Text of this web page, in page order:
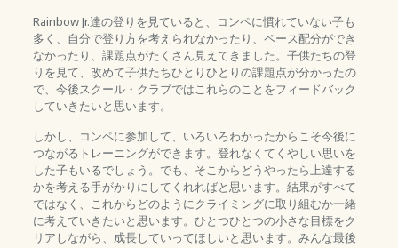
Rainbow Jr.達の登りを見ていると、コンペに慣れていない子も
多く、自分で登り方を考えられなかったり、ペース配分ができ
なかったり、課題点がたくさん見えてきました。子供たちの登
りを見て、改めて子供たちひとりひとりの課題点が分かったの
で、今後スクール・クラブではこれらのことをフィードバック
していきたいと思います。
しかし、コンペに参加して、いろいろわかったからこそ今後に
つながるトレーニングができます。登れなくてくやしい思いを
した子もいるでしょう。でも、そこからどうやったら上達する
かを考える手がかりにしてくれればと思います。結果がすべて
ではなく、これからどのようにクライミングに取り組むか一緒
に考えていきたいと思います。ひとつひとつの小さな目標をク
リアしながら、成長していってほしいと思います。みんな最後